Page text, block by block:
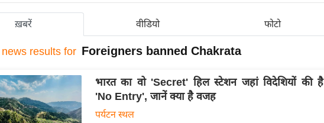
ख़बरें वीडियो फोटो
news results for Foreigners banned Chakrata
भारत का वो 'Secret' हिल स्टेशन जहां विदेशियों की है
'No Entry', जानें क्या है वजह
पर्यटन स्थल